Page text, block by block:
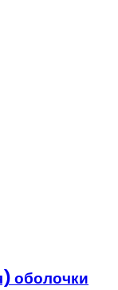
оболочки